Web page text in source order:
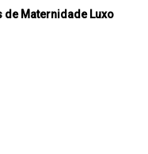
de Maternidade Luxo